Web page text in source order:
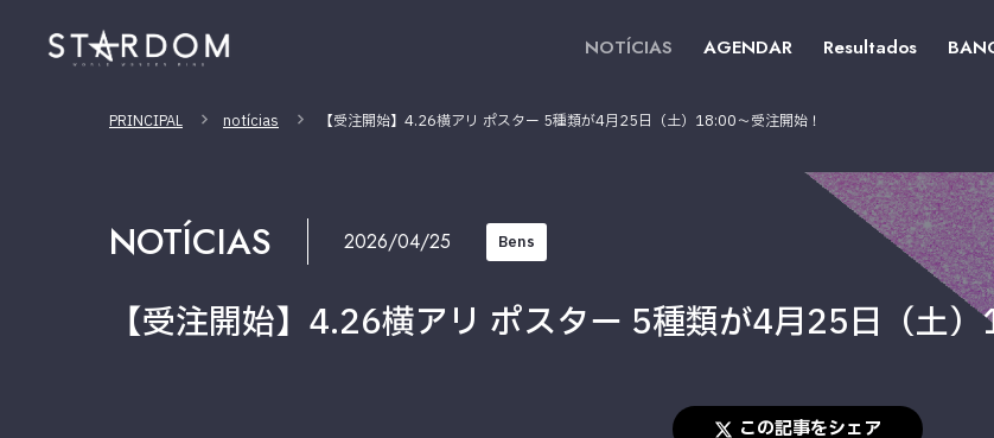
NOTÍCIAS AGENDAR Resultados
PRINCIPAL notícias 【受注開始】4.26横アリ ポスター 5種類が4月25日（土）18:00～受注開始！
NOTÍCIAS 2026/04/25 Bens
【受注開始】4.26横アリ ポスター 5種類が4月25日（土
この記事をシェア